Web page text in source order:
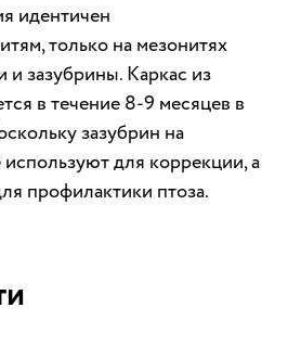
идентичен
только на мезонитях
и зазубрины. Каркас из
в течение 8-9 месяцев в
зазубрин на
используют для коррекции, а
профилактики птоза.